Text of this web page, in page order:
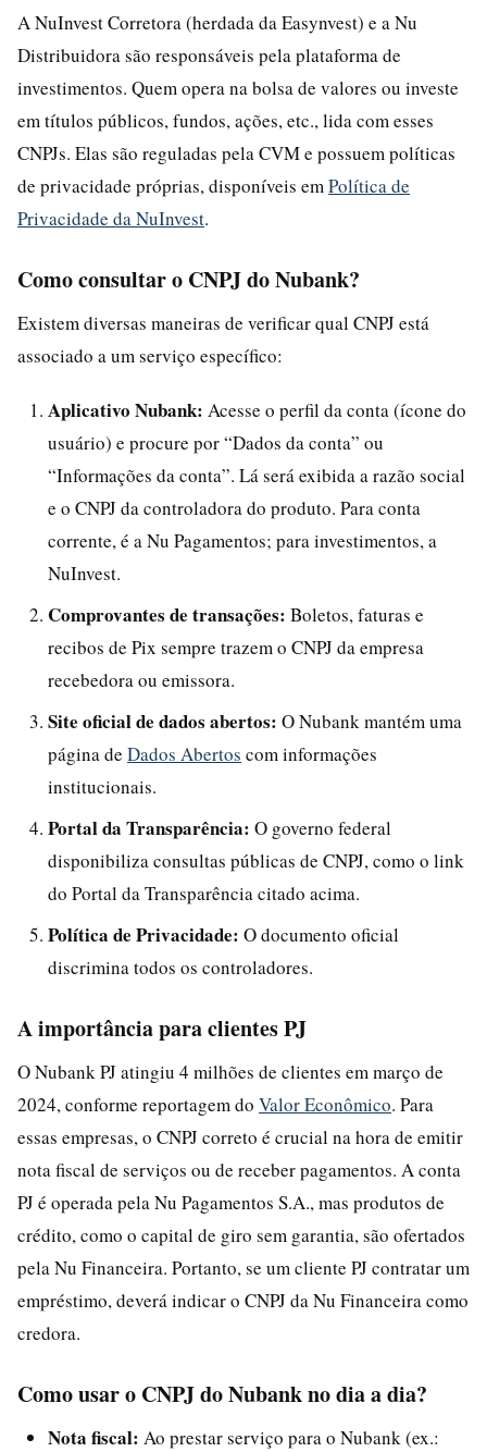
A NuInvest Corretora (herdada da Easynvest) e a Nu
Distribuidora são responsáveis pela plataforma de
investimentos. Quem opera na bolsa de valores ou investe
em títulos públicos, fundos, ações, etc., lida com esses
CNPJs. Elas são reguladas pela CVM e possuem políticas
de privacidade próprias, disponíveis em Política de
Privacidade da NuInvest.
Como consultar o CNPJ do Nubank?
Existem diversas maneiras de verificar qual CNPJ está
associado a um serviço específico:
Aplicativo Nubank: Acesse o perfil da conta (ícone do
usuário) e procure por “Dados da conta” ou
“Informações da conta”. Lá será exibida a razão social
e o CNPJ da controladora do produto. Para conta
corrente, é a Nu Pagamentos; para investimentos, a
NuInvest.
Comprovantes de transações: Boletos, faturas e
recibos de Pix sempre trazem o CNPJ da empresa
recebedora ou emissora.
Site oficial de dados abertos: O Nubank mantém uma
página de Dados Abertos com informações
institucionais.
Portal da Transparência: O governo federal
disponibiliza consultas públicas de CNPJ, como o link
do Portal da Transparência citado acima.
Política de Privacidade: O documento oficial
discrimina todos os controladores.
A importância para clientes PJ
O Nubank PJ atingiu 4 milhões de clientes em março de
2024, conforme reportagem do Valor Econômico. Para
essas empresas, o CNPJ correto é crucial na hora de emitir
nota fiscal de serviços ou de receber pagamentos. A conta
PJ é operada pela Nu Pagamentos S.A., mas produtos de
crédito, como o capital de giro sem garantia, são ofertados
pela Nu Financeira. Portanto, se um cliente PJ contratar um
empréstimo, deverá indicar o CNPJ da Nu Financeira como
credora.
Como usar o CNPJ do Nubank no dia a dia?
Nota fiscal: Ao prestar serviço para o Nubank (ex.: